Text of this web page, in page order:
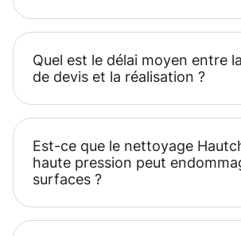
Quel est le délai moyen entre
de devis et la réalisation ?
Est-ce que le nettoyage
haute pression peut
surfaces ?